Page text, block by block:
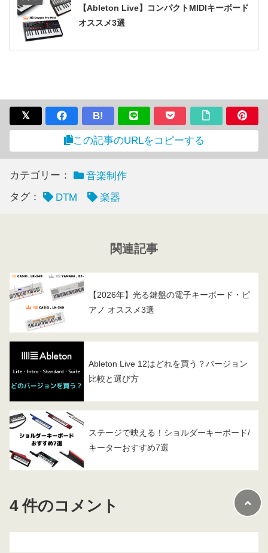
【Ableton Live】コンパクトMIDIキーボード
オススメ3選
B!
この記事のURLをコピーする
カテゴリー：
音楽制作
タグ：
DTM 楽器
関連記事
【2026年】光る鍵盤の電子キーボード・ピ
アノ オススメ3選
Ableton Live 12はどれを買う？バージョン
比較と選び方
ステージで映える！ショルダーキーボード/
キーターおすすめ7選
4 件のコメント